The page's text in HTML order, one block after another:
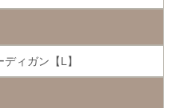
ィガン【L】